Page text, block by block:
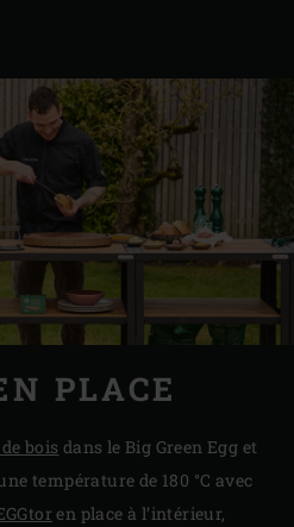
PLACE
bois dans le Big Green Egg et
température de 180 °C avec
en place à l’intérieur,